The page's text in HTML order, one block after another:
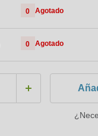
0 Agotado
0 Agotado